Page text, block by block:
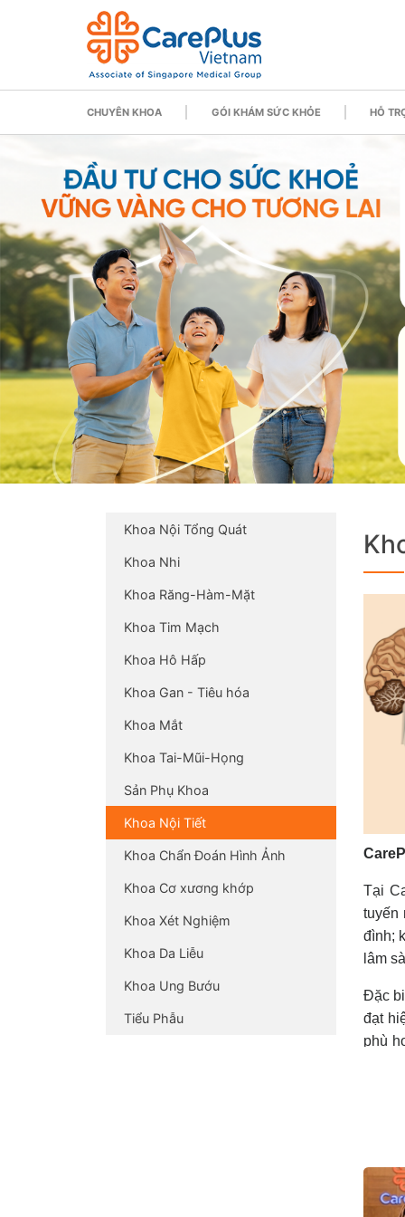
CHUYÊN KHOA GÓI KHÁM SỨC KHỎE HỖ
Tại
tuyến
đình;
lâm
Đặc
đạt
phù
Khoa Nội Tổng Quát
Khoa Nhi
Khoa Răng-Hàm-Mặt
Khoa Tim Mạch
Khoa Hô Hấp
Khoa Gan - Tiêu hóa
Khoa Mắt
Khoa Tai-Mũi-Họng
Sản Phụ Khoa
Khoa Nội Tiết
Khoa Chẩn Đoán Hình Ảnh
Khoa Cơ xương khớp
Khoa Xét Nghiệm
Khoa Da Liễu
Khoa Ung Bướu
Tiểu Phẫu